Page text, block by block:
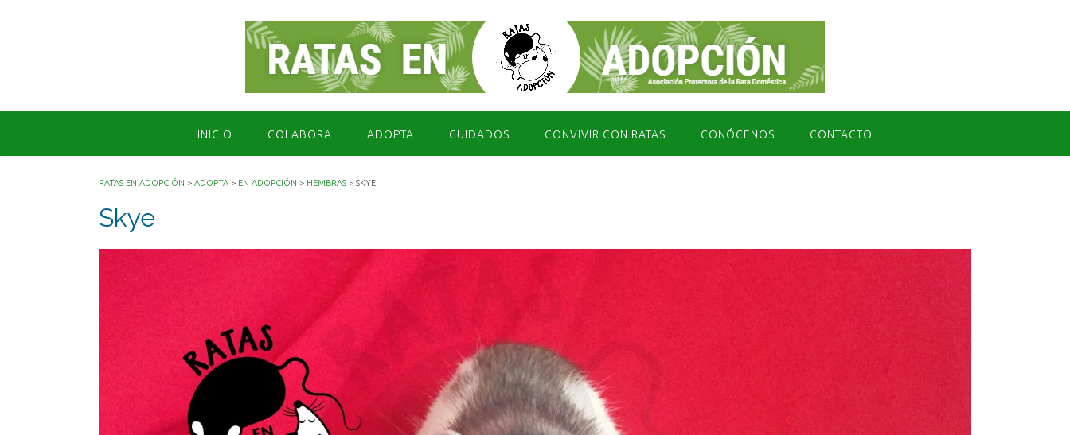
INICIO COLABORA ADOPTA CUIDADOS CONVIVIR CON RATAS CONÓCENOS CONTACTO
RATAS EN ADOPCIÓN > ADOPTA > EN ADOPCIÓN > HEMBRAS > SKYE
Skye